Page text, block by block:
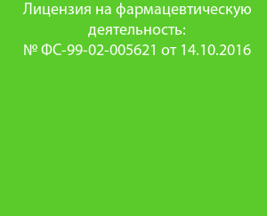
Лицензия на фармацевтическую
деятельность:
№ ФС-99-02-005621 от 14.10.2016